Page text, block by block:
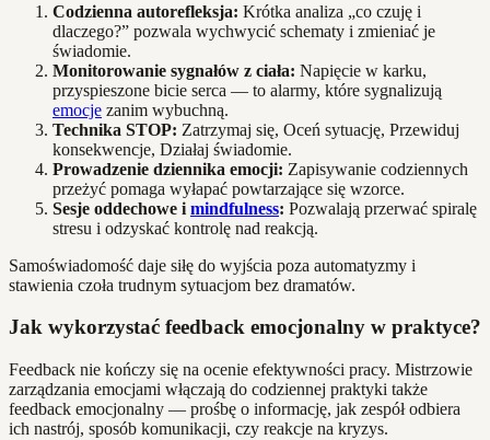
Codzienna autorefleksja: Krótka analiza „co czuję i
dlaczego?” pozwala wychwycić schematy i zmieniać je
świadomie.
Monitorowanie sygnałów z ciała: Napięcie w karku,
przyspieszone bicie serca — to alarmy, które sygnalizują
emocje zanim wybuchną.
Technika STOP: Zatrzymaj się, Oceń sytuację, Przewiduj
konsekwencje, Działaj świadomie.
Prowadzenie dziennika emocji: Zapisywanie codziennych
przeżyć pomaga wyłapać powtarzające się wzorce.
Sesje oddechowe i mindfulness: Pozwalają przerwać spiralę
stresu i odzyskać kontrolę nad reakcją.
Samoświadomość daje siłę do wyjścia poza automatyzmy i
stawienia czoła trudnym sytuacjom bez dramatów.
Jak wykorzystać feedback emocjonalny w praktyce?
Feedback nie kończy się na ocenie efektywności pracy. Mistrzowie
zarządzania emocjami włączają do codziennej praktyki także
feedback emocjonalny — prośbę o informację, jak zespół odbiera
ich nastrój, sposób komunikacji, czy reakcje na kryzys.